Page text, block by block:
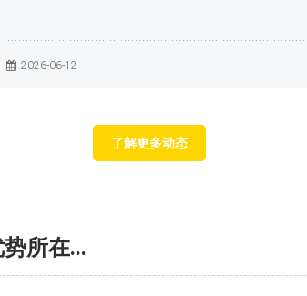
2026-06-12
了解更多动态
所在...